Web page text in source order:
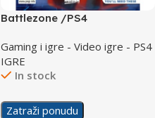
Battlezone /PS4
Gaming i igre - Video igre - PS4
IGRE
In stock
Zatraži ponudu